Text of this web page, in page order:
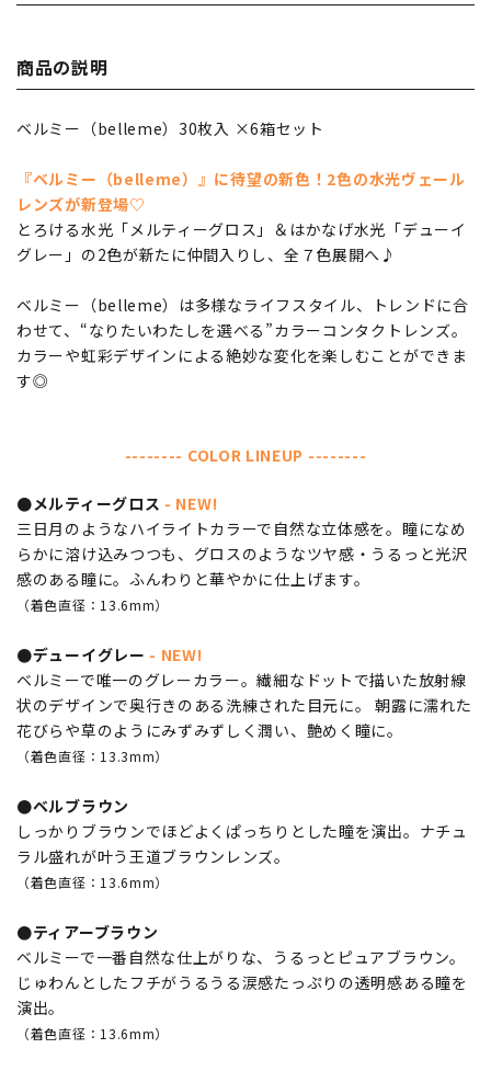
商品の説明
ベルミー（belleme）30枚入 ×6箱セット
『ベルミー（belleme）』に待望の新色！2色の水光ヴェール
レンズが新登場♡
とろける水光「メルティーグロス」＆はかなげ水光「デューイ
グレー」の2色が新たに仲間入りし、全７色展開へ♪
ベルミー（belleme）は多様なライフスタイル、トレンドに合
わせて、“なりたいわたしを選べる”カラーコンタクトレンズ。
カラーや虹彩デザインによる絶妙な変化を楽しむことができま
す◎
-------- COLOR LINEUP --------
●メルティーグロス - NEW!
三日月のようなハイライトカラーで自然な立体感を。瞳になめ
らかに溶け込みつつも、グロスのようなツヤ感・うるっと光沢
感のある瞳に。ふんわりと華やかに仕上げます。
（着色直径：13.6mm）
●デューイグレー - NEW!
ベルミーで唯一のグレーカラー。繊細なドットで描いた放射線
状のデザインで奥行きのある洗練された目元に。 朝露に濡れた
花びらや草のようにみずみずしく潤い、艶めく瞳に。
（着色直径：13.3mm）
●ベルブラウン
しっかりブラウンでほどよくぱっちりとした瞳を演出。ナチュ
ラル盛れが叶う王道ブラウンレンズ。
（着色直径：13.6mm）
●ティアーブラウン
ベルミーで一番自然な仕上がりな、うるっとピュアブラウン。
じゅわんとしたフチがうるうる涙感たっぷりの透明感ある瞳を
演出。
（着色直径：13.6mm）